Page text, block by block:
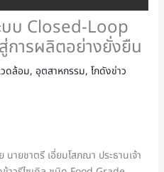
บบ Closed-Loop
การผลิตอย่างยั่งยืน
ดล้อม, อุตสาหกรรม, โกดังข่าว
นายชาตรี เอี่ยมโสภณา ประธานเจ้า